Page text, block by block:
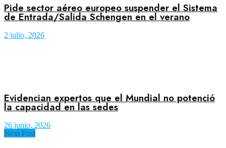
Pide sector aéreo europeo suspender el Sistema
de Entrada/Salida Schengen en el verano
2 julio, 2026
Evidencian expertos que el Mundial no potenció
la capacidad en las sedes
26 junio, 2026
Next Post